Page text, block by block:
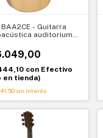
- Guitarra
auditorium
con Efectivo
en tienda)
sin interés